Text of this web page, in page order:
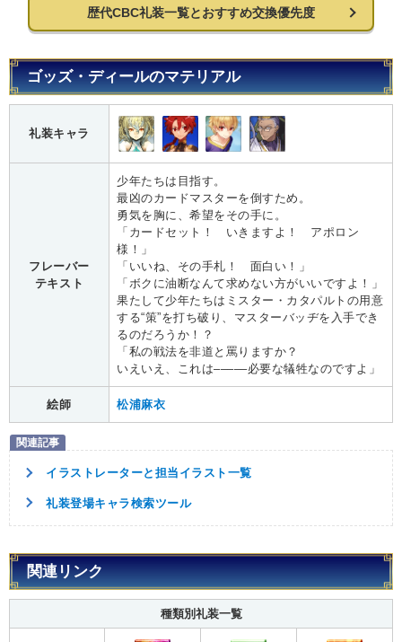
歴代CBC礼装一覧とおすすめ交換優先度
ゴッズ・ディールのマテリアル
礼装キャラ
フレーバー
テキスト
少年たちは目指す。
最凶のカードマスターを倒すため。
勇気を胸に、希望をその手に。
「カードセット！ いきますよ！ アポロン
様！」
「いいね、その手札！ 面白い！」
「ボクに油断なんて求めない方がいいですよ！」
果たして少年たちはミスター・カタパルトの用意
する“策”を打ち破り、マスターバッヂを入手でき
るのだろうか！？
「私の戦法を非道と罵りますか？
いえいえ、これは–––––必要な犠牲なのですよ」
絵師 松浦麻衣
イラストレーターと担当イラスト一覧
礼装登場キャラ検索ツール
関連リンク
種類別礼装一覧